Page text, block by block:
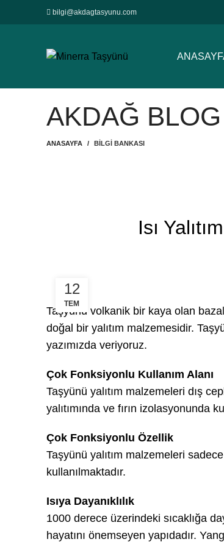
bilgi@akdagtasyunu.com
AKDAĞ BLOG
ANASAYFA BILGI BANKASI
Isı
12
TEM
Taşyünü volkanik bir kaya olan
doğal bir yalıtım malzemesidir.
yazımızda veriyoruz.
Çok Fonksiyonlu Kullanım Alanı
Taşyünü yalıtım malzemeleri dış
yalıtımında ve fırın izolasyonunda
Çok Fonksiyonlu Özellik
Taşyünü yalıtım malzemeleri sadece
kullanılmaktadır.
Isıya Dayanıklılık
1000 derece üzerindeki sıcaklığa
hayatını önemseyen yapıdadır.